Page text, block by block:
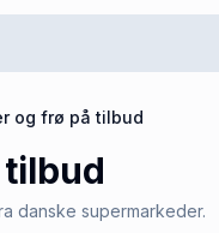
og frø på tilbud
tilbud
danske supermarkeder.